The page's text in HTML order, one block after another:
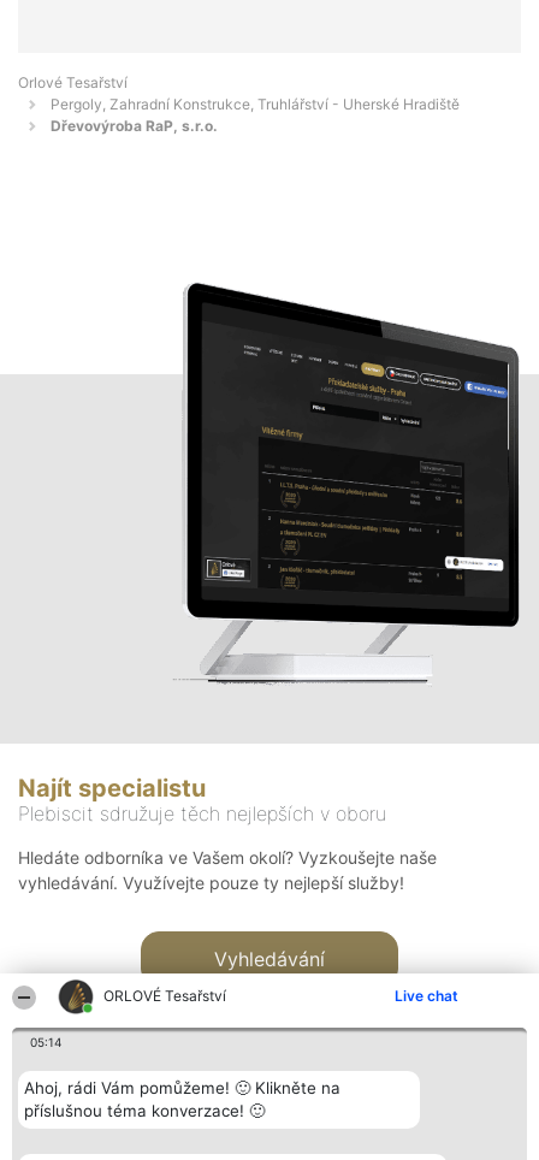
ORLOVÉ Tesařství Live chat
05:14
Ahoj, rádi Vám pomůžeme! 🙂 Klikněte na
příslušnou téma konverzace! 🙂
Orlové Tesařství
Pergoly, Zahradní Konstrukce, Truhlářství - Uherské Hradiště
Dřevovýroba RaP, s.r.o.
Najít specialistu
Plebiscit sdružuje těch nejlepších v oboru
Hledáte odborníka ve Vašem okolí? Vyzkoušejte naše
vyhledávání. Využívejte pouze ty nejlepší služby!
Vyhledávání
Bright Side Solutions sp. z o. Vítězové Kontakt